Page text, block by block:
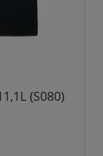
(S080)